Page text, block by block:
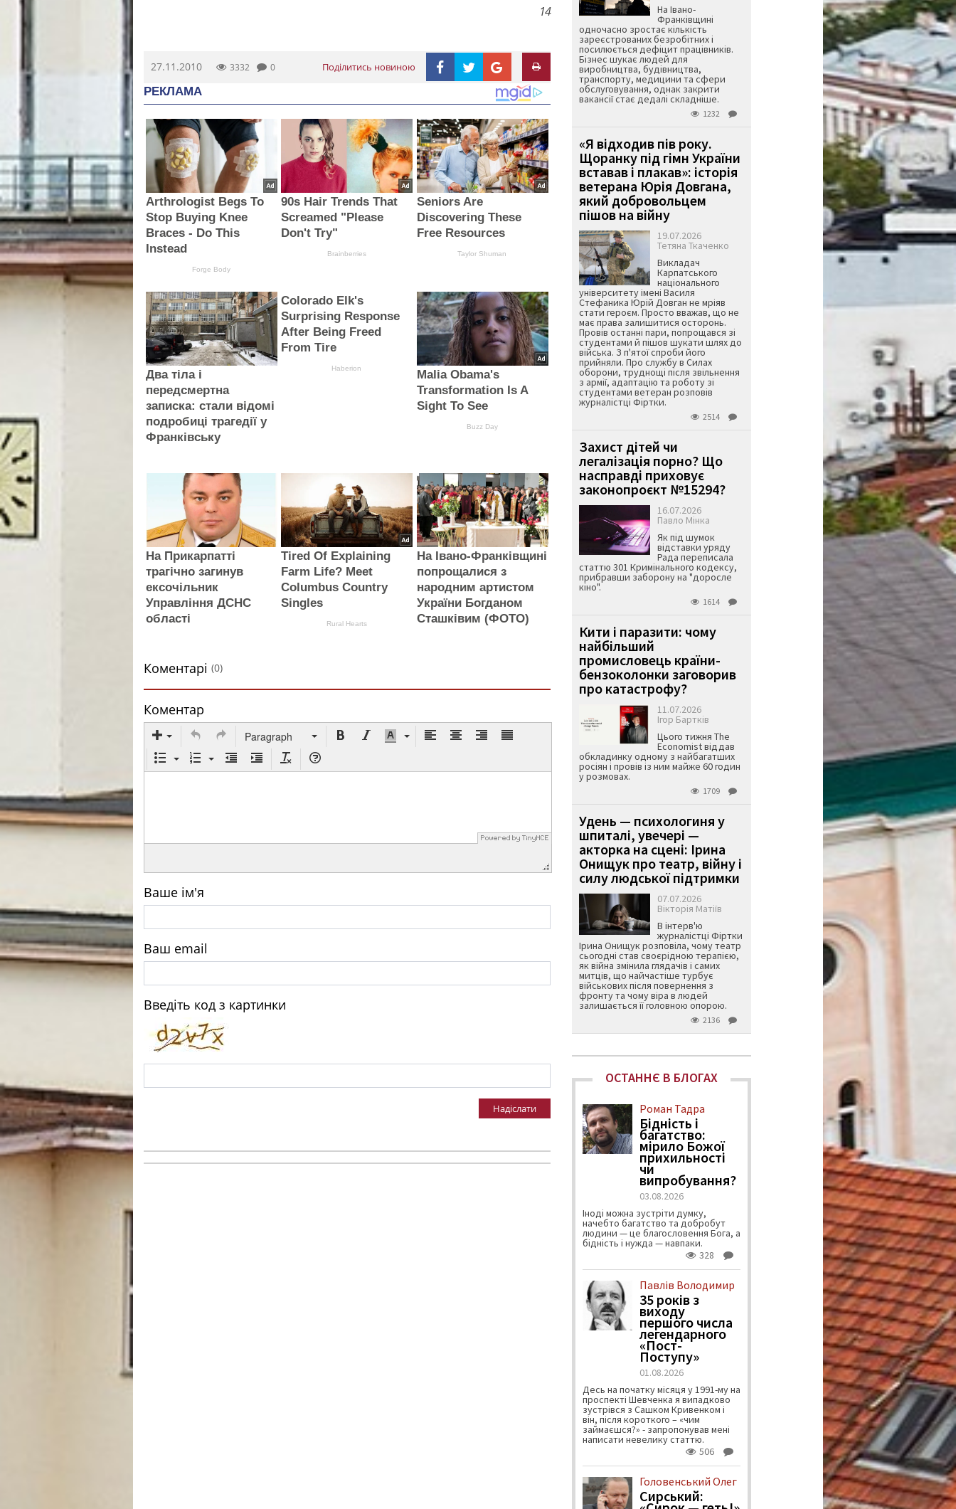
14
27.11.2010 3332 0 Поділитись новиною
РЕКЛАМА
Arthrologist Begs To
Stop Buying Knee
Braces - Do This
Instead
Forge Body
90s Hair Trends That
Screamed "Please
Don't Try"
Brainberries
Seniors Are
Discovering These
Free Resources
Taylor Shuman
Два тіла і
передсмертна
записка: стали відомі
подробиці трагедії у
Франківську
Colorado Elk's
Surprising Response
After Being Freed
From Tire
Haberion
Malia Obama's
Transformation Is A
Sight To See
Buzz Day
На Прикарпатті
трагічно загинув
ексочільник
Управління ДСНС
області
Tired Of Explaining
Farm Life? Meet
Columbus Country
Singles
Rural Hearts
На Івано-Франківщині
попрощалися з
народним артистом
України Богданом
Сташківим (ФОТО)
Коментарі (0)
Коментар
Paragraph
Ваше ім'я
Ваш email
Введіть код з картинки
Надіслати
На Івано-
Франківщині
одночасно зростає кількість
зареєстрованих безробітних і
посилюється дефіцит працівників.
Бізнес шукає людей для
виробництва, будівництва,
транспорту, медицини та сфери
обслуговування, однак закрити
вакансії стає дедалі складніше.
1232
«Я відходив пів року.
Щоранку під гімн України
вставав і плакав»: історія
ветерана Юрія Довгана,
який добровольцем
пішов на війну
19.07.2026
Тетяна Ткаченко
Викладач
Карпатського
національного
університету імені Василя
Стефаника Юрій Довган не мріяв
стати героєм. Просто вважав, що не
має права залишитися осторонь.
Провів останні пари, попрощався зі
студентами й пішов шукати шлях до
війська. З п'ятої спроби його
прийняли. Про службу в Силах
оборони, труднощі після звільнення
з армії, адаптацію та роботу зі
студентами ветеран розповів
журналістці Фіртки.
2514
Захист дітей чи
легалізація порно? Що
насправді приховує
законопроєкт №15294?
16.07.2026
Павло Мінка
Як під шумок
відставки уряду
Рада переписала
статтю 301 Кримінального кодексу,
прибравши заборону на "доросле
кіно".
1614
Кити і паразити: чому
найбільший
промисловець країни-
бензоколонки заговорив
про катастрофу?
11.07.2026
Ігор Бартків
Цього тижня The
Economist віддав
обкладинку одному з найбагатших
росіян і провів із ним майже 60 годин
у розмовах.
1709
Удень — психологиня у
шпиталі, увечері —
акторка на сцені: Ірина
Онищук про театр, війну і
силу людської підтримки
07.07.2026
Вікторія Матіїв
В інтерв'ю
журналістці Фіртки
Ірина Онищук розповіла, чому театр
сьогодні став своєрідною терапією,
як війна змінила глядачів і самих
митців, що найчастіше турбує
військових після повернення з
фронту та чому віра в людей
залишається її головною опорою.
2136
ОСТАННЄ В БЛОГАХ
Роман Тадра
Бідність і
багатство:
мірило Божої
прихильності
чи
випробування?
03.08.2026
Іноді можна зустріти думку,
начебто багатство та добробут
людини — це благословення Бога, а
бідність і нужда — навпаки.
328
Павлів Володимир
35 років з
виходу
першого числа
легендарного
«Пост-
Поступу»
01.08.2026
Десь на початку місяця у 1991-му на
проспекті Шевченка я випадково
зустрівся з Сашком Кривенком і
він, після короткого – «чим
займаєшся?» - запропонував мені
написати невелику статтю.
506
Головенський Олег
Сирський: